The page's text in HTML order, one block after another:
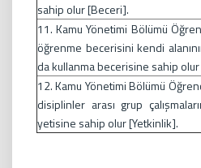
sahip olur [Beceri].
11. Kamu Yönetimi Bölümü
öğrenme becerisini kendi
da kullanma becerisine sahip
12. Kamu Yönetimi Bölümü
disiplinler arası grup
yetisine sahip olur [Yetkinlik].